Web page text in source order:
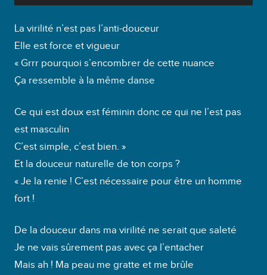
e
c
t
u
a
u
d
i
o
La virilité n’est pas l’anti-douceur
Elle est force et vigueur
« Grrr pourquoi s’encombrer de cette nuance
Ça ressemble à la même danse
Ce qui est doux est féminin donc ce qui ne l’est pas
est masculin
C’est simple, c’est bien. »
Et la douceur naturelle de ton corps ?
« Je la renie ! C’est nécessaire pour être un homme
fort !
De la douceur dans ma virilité ne serait que saleté
Je ne vais sûrement pas avec ça l’entacher
Mais ah ! Ma peau me gratte et me brûle